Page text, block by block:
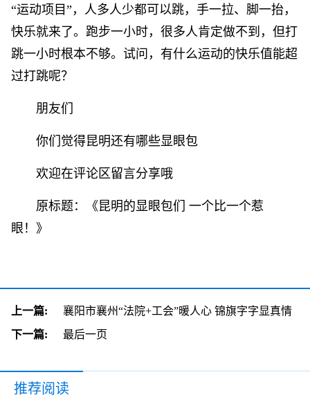
“运动项目”，人多人少都可以跳，手一拉、脚一抬，
快乐就来了。跑步一小时，很多人肯定做不到，但打
跳一小时根本不够。试问，有什么运动的快乐值能超
过打跳呢？
朋友们
你们觉得昆明还有哪些显眼包
欢迎在评论区留言分享哦
原标题：《昆明的显眼包们 一个比一个惹
眼！》
上一篇:
襄阳市襄州“法院+工会”暖人心 锦旗字字显真情
下一篇:
最后一页
推荐阅读